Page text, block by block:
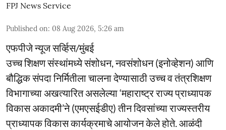
FPJ News Service
Published on: 08 Aug 2026, 5:26 am
एफपीजे न्यूज सर्व्हिस/मुंबई
उच्च शिक्षण संस्थांमध्ये संशोधन, नवसंशोधन (इनोव्हेशन) आणि
बौद्धिक संपदा निर्मितीला चालना देण्यासाठी उच्च व तंत्रशिक्षण
विभागाच्या अखत्यारित असलेल्या ‘महाराष्ट्र राज्य प्राध्यापक
विकास अकादमी’ने (एमएसईडीए) तीन दिवसांच्या राज्यस्तरीय
प्राध्यापक विकास कार्यक्रमाचे आयोजन केले होते. आळंदी